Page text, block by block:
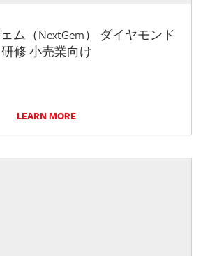
ム（NextGem） ダイヤモンド
研修 小売業向け
LEARN MORE